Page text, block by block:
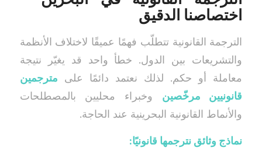
اختصاصنا الدقيق
الترجمة القانونية تتطلّب فهمًا عميقًا لاختلاف الأنظمة
والتشريعات بين الدول. خطأ واحد قد يغيّر نتيجة
معاملة أو حكم. لذلك نعتمد دائمًا على مترجمين
قانونيين مرخّصين وخبراء محليين بالمصطلحات
والأنماط القانونية البحرينية عند الحاجة.
نماذج وثائق نترجمها قانونيًا: